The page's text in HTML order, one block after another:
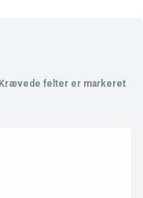
Krævede felter er markeret